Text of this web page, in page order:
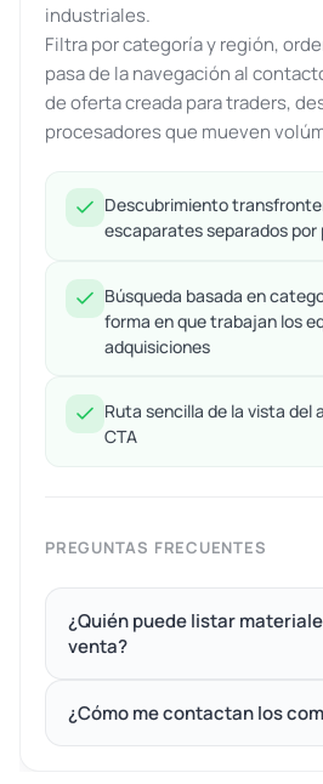
industriales.
Filtra por categoría y región,
pasa de la navegación al
de oferta creada para traders,
procesadores que mueven
Descubrimiento
escaparates separados por
Búsqueda basada en
forma en que trabajan los
adquisiciones
Ruta sencilla de la vista del
CTA
PREGUNTAS FRECUENTES
¿Quién puede listar
venta?
¿Cómo me contactan los